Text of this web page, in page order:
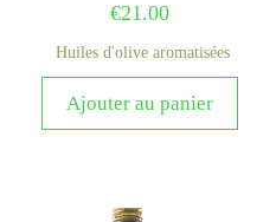
€21.00
Huiles d'olive aromatisées
Ajouter au panier